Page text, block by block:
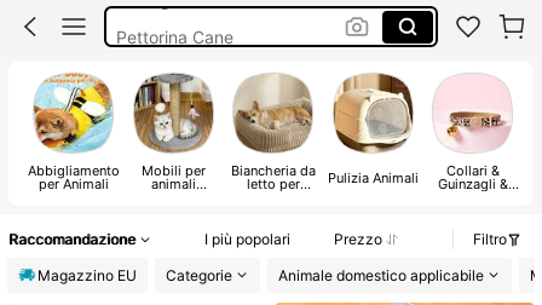
Pettorina Cane
Cuccia Per Cani
Abbigliamento
per Animali
Mobili per
animali
Biancheria da
letto per Pulizia Animali Collari &
Guinzagli &
Raccomandazione I più popolari Prezzo
Filtro
Magazzino EU
Categorie Animale domestico applicabile